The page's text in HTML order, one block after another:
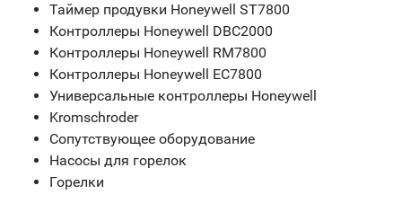
Таймер продувки Honeywell ST7800
Контроллеры Honeywell DBC2000
Контроллеры Honeywell RM7800
Контроллеры Honeywell EC7800
Универсальные контроллеры Honeywell
Kromschroder
Сопутствующее оборудование
Насосы для горелок
Горелки